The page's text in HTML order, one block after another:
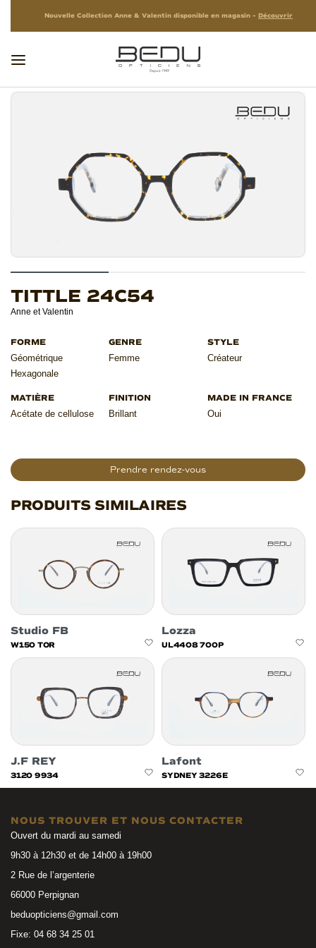
Nouvelle Collection Anne & Valentin disponible en magasin – Découvrir
TITTLE 24C54
Anne et Valentin
Géométrique
Hexagonale
Femme Créateur
Acétate de cellulose Brillant Oui
Prendre rendez-vous
PRODUITS SIMILAIRES
Studio FB
W150 TOR
Lozza
UL4408 700P
J.F REY
3120 9934
Lafont
SYDNEY 3226E
NOUS TROUVER ET NOUS CONTACTER
Ouvert du mardi au samedi
9h30 à 12h30 et de 14h00 à 19h00
2 Rue de l’argenterie
66000 Perpignan
beduopticiens@gmail.com
Fixe: 04 68 34 25 01